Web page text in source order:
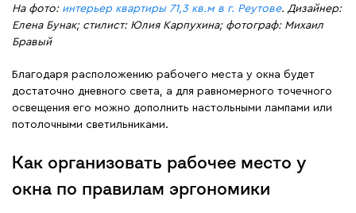
На фото: интерьер квартиры 71,3 кв.м в г. Реутове. Дизайнер:
Елена Бунак; стилист: Юлия Карпухина; фотограф: Михаил
Бравый
Благодаря расположению рабочего места у окна будет
достаточно дневного света, а для равномерного точечного
освещения его можно дополнить настольными лампами или
потолочными светильниками.
Как организовать рабочее место у
окна по правилам эргономики